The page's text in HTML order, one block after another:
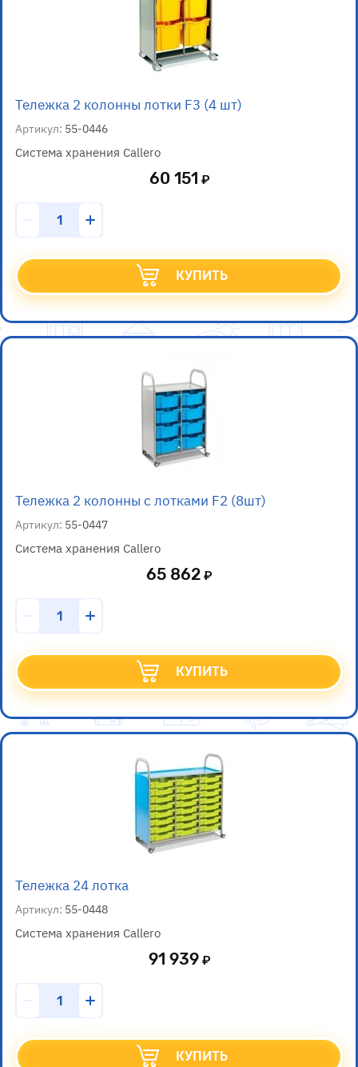
Тележка 2 колонны лотки F3 (4 шт)
Артикул: 55-0446
Система хранения Callero
60 151
КУПИТЬ
Тележка 2 колонны с лотками F2 (8шт)
Артикул: 55-0447
Система хранения Callero
65 862
КУПИТЬ
Тележка 24 лотка
Артикул: 55-0448
Система хранения Callero
91 939
КУПИТЬ